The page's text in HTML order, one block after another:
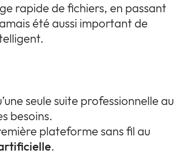
rapide de fichiers, en passant
été aussi important de
seule suite professionnelle au
besoins.
plateforme sans fil au
.